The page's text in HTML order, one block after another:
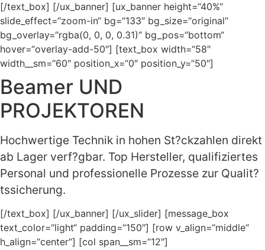
[/text_box] [/ux_banner] [ux_banner height=“40%“
slide_effect=“zoom-in“ bg=“133″ bg_size=“original“
bg_overlay=“rgba(0, 0, 0, 0.31)“ bg_pos=“bottom“
hover=“overlay-add-50″] [text_box width=“58″
width__sm=“60″ position_x=“0″ position_y=“50″]
Beamer UND
PROJEKTOREN
Hochwertige Technik in hohen St?ckzahlen direkt
ab Lager verf?gbar. Top Hersteller, qualifiziertes
Personal und professionelle Prozesse zur Qualit?
tssicherung.
[/text_box] [/ux_banner] [/ux_slider] [message_box
text_color=“light“ padding=“150″] [row v_align=“middle“
h_align=“center“] [col span__sm=“12″]